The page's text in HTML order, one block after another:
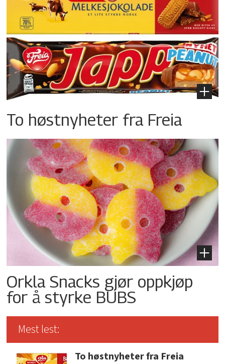
To høstnyheter fra Freia
Orkla Snacks gjør oppkjøp
for å styrke BUBS
Mest lest:
To høstnyheter fra Freia